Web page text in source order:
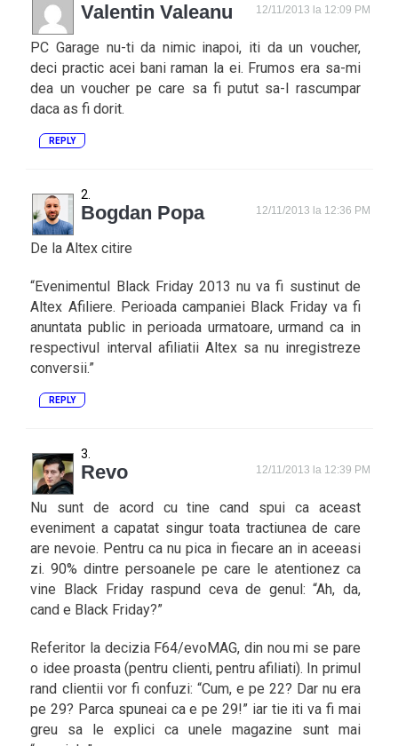
Valentin Valeanu 12/11/2013 la 12:09 PM
PC Garage nu-ti da nimic inapoi, iti da un voucher,
deci practic acei bani raman la ei. Frumos era sa-mi
dea un voucher pe care sa fi putut sa-l rascumpar
daca as fi dorit.
REPLY
Bogdan Popa 12/11/2013 la 12:36 PM
De la Altex citire
“Evenimentul Black Friday 2013 nu va fi sustinut de
Altex Afiliere. Perioada campaniei Black Friday va fi
anuntata public in perioada urmatoare, urmand ca in
respectivul interval afiliatii Altex sa nu inregistreze
conversii.”
REPLY
Revo 12/11/2013 la 12:39 PM
Nu sunt de acord cu tine cand spui ca aceast
eveniment a capatat singur toata tractiunea de care
are nevoie. Pentru ca nu pica in fiecare an in aceeasi
zi. 90% dintre persoanele pe care le atentionez ca
vine Black Friday raspund ceva de genul: “Ah, da,
cand e Black Friday?”
Referitor la decizia F64/evoMAG, din nou mi se pare
o idee proasta (pentru clienti, pentru afiliati). In primul
rand clientii vor fi confuzi: “Cum, e pe 22? Dar nu era
pe 29? Parca spuneai ca e pe 29!” iar tie iti va fi mai
greu sa le explici ca unele magazine sunt mai